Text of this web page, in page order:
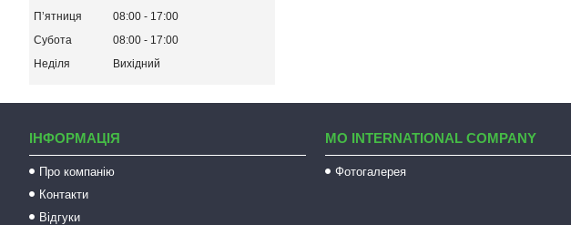
Пʼятниця
08:00
17:00
Субота
08:00
17:00
Неділя
Вихідний
ІНФОРМАЦІЯ
Про компанію
Контакти
Відгуки
MO INTERNATIONAL COMPANY
Фотогалерея